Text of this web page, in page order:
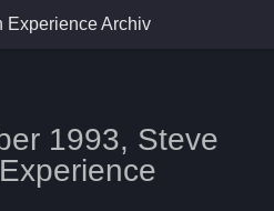
1993, Steve
Experience Archiv